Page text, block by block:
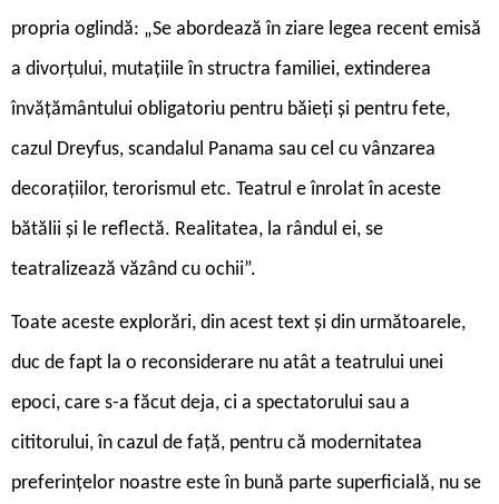
propria oglindă: „Se abordează în ziare legea recent emisă
a divorțului, mutațiile în structra familiei, extinderea
învățământului obligatoriu pentru băieți și pentru fete,
cazul Dreyfus, scandalul Panama sau cel cu vânzarea
decorațiilor, terorismul etc. Teatrul e înrolat în aceste
bătălii și le reflectă. Realitatea, la rândul ei, se
teatralizează văzând cu ochii”.
Toate aceste explorări, din acest text și din următoarele,
duc de fapt la o reconsiderare nu atât a teatrului unei
epoci, care s-a făcut deja, ci a spectatorului sau a
cititorului, în cazul de față, pentru că modernitatea
preferințelor noastre este în bună parte superficială, nu se